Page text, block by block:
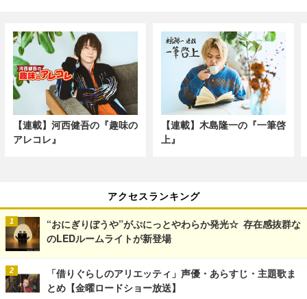
【連載】河西健吾の『趣味の
アレコレ』
【連載】木島隆一の『一筆啓
上』
アクセスランキング
“おにぎりぼうや”がぷにっとやわらか発光☆ 存在感抜群な
のLEDルームライトが新登場
「借りぐらしのアリエッティ」声優・あらすじ・主題歌ま
とめ【金曜ロードショー放送】